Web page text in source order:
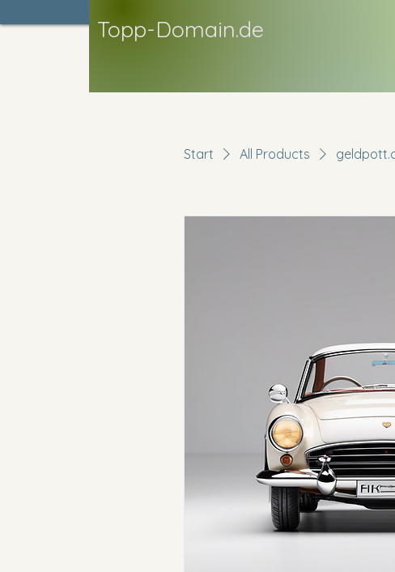
Topp-Domain.de
Start All Products